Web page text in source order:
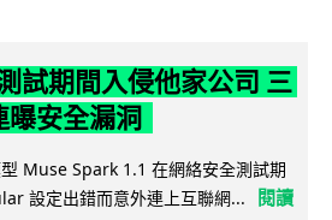
試期間入侵他家公司 三
曝安全漏洞
Muse Spark 1.1 在網絡安全測試期
設定出錯而意外連上互聯網...
閱讀